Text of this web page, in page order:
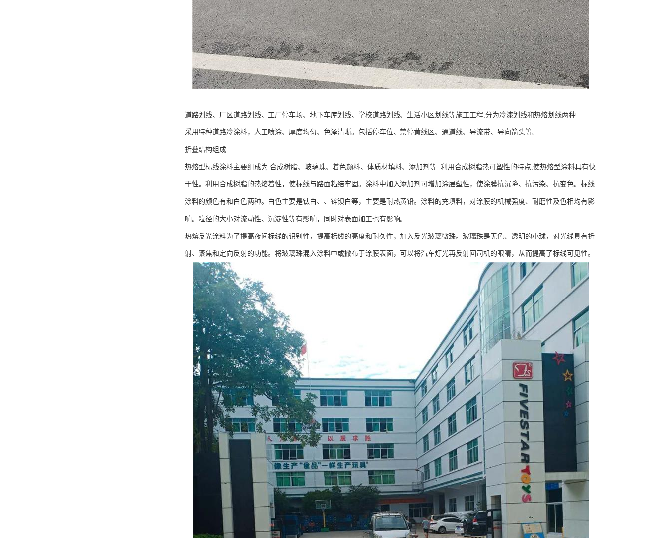
道路划线、厂区道路划线、工厂停车场、地下车库划线、学校道路划线、生活小区划线等施工工程,分为冷漆划线和热熔划线两种.
采用特种道路冷涂料，人工喷涂、厚度均匀、色泽清晰。包括停车位、禁停黄线区、通道线、导流带、导向箭头等。
折叠结构组成
热熔型标线涂料主要组成为:合成树脂、玻璃珠、着色颜料、体质材填料、添加剂等. 利用合成树脂热可塑性的特点,使热熔型涂料具有快
干性。利用合成树脂的热熔着性，使标线与路面粘结牢固。涂料中加入添加剂可增加涂层塑性，使涂膜抗沉降、抗污染、抗变色。标线
涂料的颜色有和白色两种。白色主要是钛白、、锌钡白等，主要是耐热黄铅。涂料的充填料，对涂膜的机械强度、耐磨性及色相均有影
响。粒径的大小对流动性、沉淀性等有影响，同时对表面加工也有影响。
热熔反光涂料为了提高夜间标线的识别性，提高标线的亮度和耐久性，加入反光玻璃微珠。玻璃珠是无色、透明的小球，对光线具有折
射、聚焦和定向反射的功能。将玻璃珠混入涂料中或撒布于涂膜表面，可以将汽车灯光再反射回司机的眼睛，从而提高了标线可见性。